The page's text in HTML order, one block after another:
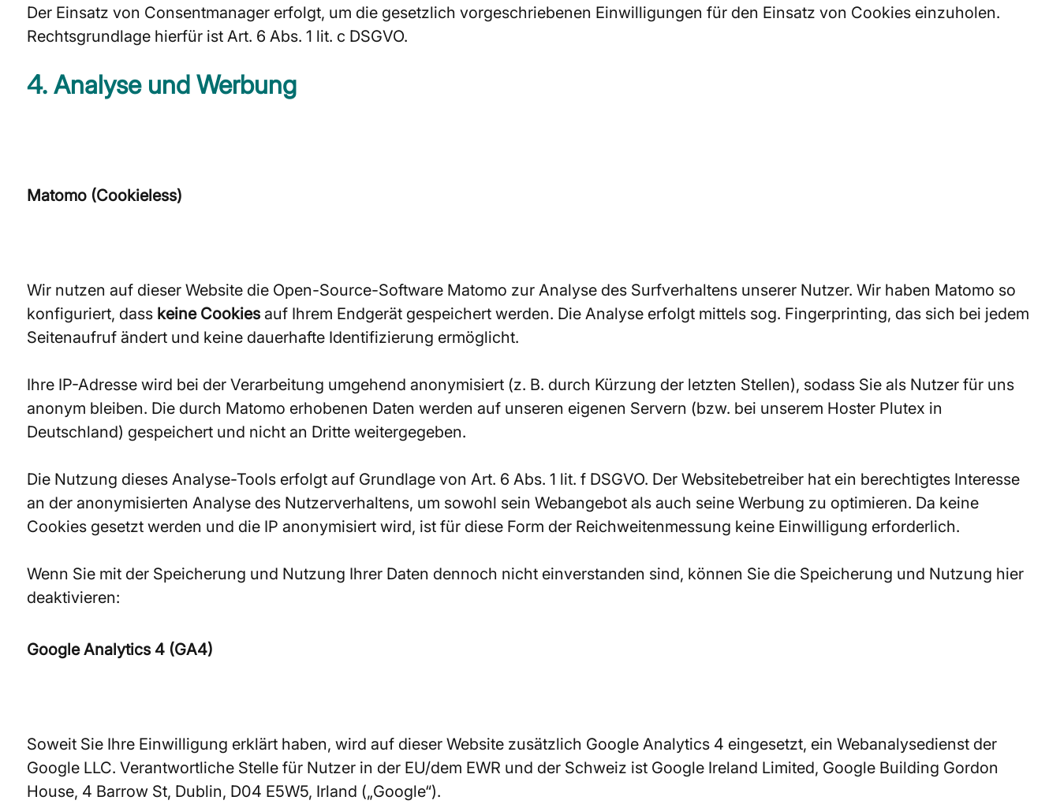
Der Einsatz von Consentmanager erfolgt, um die gesetzlich vorgeschriebenen Einwilligungen für den Einsatz von Cookies einzuholen.
Rechtsgrundlage hierfür ist Art. 6 Abs. 1 lit. c DSGVO.
4. Analyse und Werbung
Matomo (Cookieless)
Wir nutzen auf dieser Website die Open-Source-Software Matomo zur Analyse des Surfverhaltens unserer Nutzer. Wir haben Matomo so
konfiguriert, dass keine Cookiesauf Ihrem Endgerät gespeichert werden. Die Analyse erfolgt mittels sog. Fingerprinting, das sich bei jedem
Seitenaufruf ändert und keine dauerhafte Identifizierung ermöglicht.
Ihre IP-Adresse wird bei der Verarbeitung umgehend anonymisiert (z. B. durch Kürzung der letzten Stellen), sodass Sie als Nutzer für uns
anonym bleiben. Die durch Matomo erhobenen Daten werden auf unseren eigenen Servern (bzw. bei unserem Hoster Plutex in
Deutschland) gespeichert und nicht an Dritte weitergegeben.
Die Nutzung dieses Analyse-Tools erfolgt auf Grundlage von Art. 6 Abs. 1 lit. f DSGVO. Der Websitebetreiber hat ein berechtigtes Interesse
an der anonymisierten Analyse des Nutzerverhaltens, um sowohl sein Webangebot als auch seine Werbung zu optimieren. Da keine
Cookies gesetzt werden und die IP anonymisiert wird, ist für diese Form der Reichweitenmessung keine Einwilligung erforderlich.
Wenn Sie mit der Speicherung und Nutzung Ihrer Daten dennoch nicht einverstanden sind, können Sie die Speicherung und Nutzung hier
deaktivieren:
Google Analytics 4 (GA4)
Soweit Sie Ihre Einwilligung erklärt haben, wird auf dieser Website zusätzlich Google Analytics 4 eingesetzt, ein Webanalysedienst der
Google LLC. Verantwortliche Stelle für Nutzer in der EU/dem EWR und der Schweiz ist Google Ireland Limited, Google Building Gordon
House, 4 Barrow St, Dublin, D04 E5W5, Irland („Google“).